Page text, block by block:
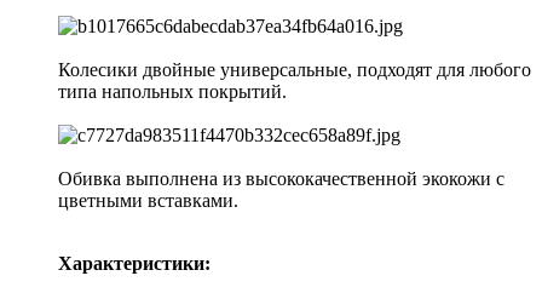
Колесики двойные универсальные, подходят для любого
типа напольных покрытий.
Обивка выполнена из высококачественной экокожи с
цветными вставками.
Характеристики: